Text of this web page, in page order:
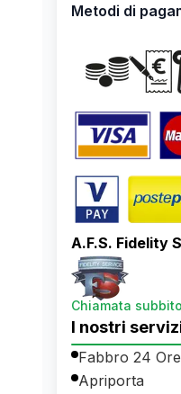
Metodi di
A.F.S. Fidelity
Chiamata subbito
I nostri
Fabbro 24
Apriporta